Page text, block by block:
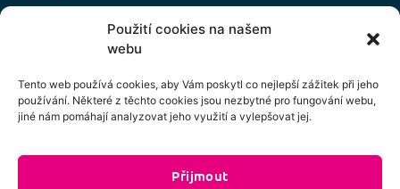
Použití cookies na našem
webu
Tento web používá cookies, aby Vám poskytl co nejlepší zážitek při jeho
používání. Některé z těchto cookies jsou nezbytné pro fungování webu,
jiné nám pomáhají analyzovat jeho využití a vylepšovat jej.
Přijmout
info@kvalitni-internet.cz
pobočného spolku Kvalitní internet ICTP, z.s.
Cenový výměr pobočného spolku Kvalitní internet ICTP, z.s.
Přihlášení k odběru newsletteru